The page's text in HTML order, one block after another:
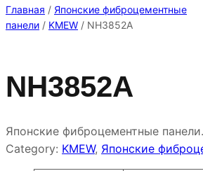
Главная / Японские фиброцементные
панели / KMEW / NH3852A
NH3852A
Японские фиброцементные панели.
Category: KMEW, Японские